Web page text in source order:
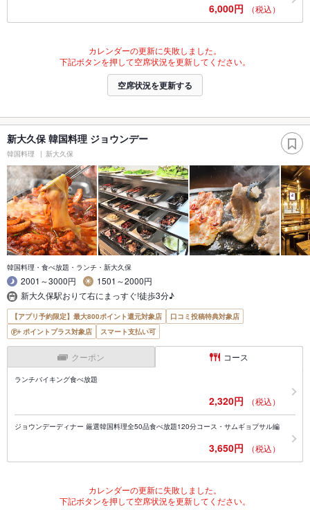
6,000円 （税込）
カレンダーの更新に失敗しました。
下記ボタンを押して空席状況を更新してください。
空席状況を更新する
新大久保 韓国料理 ジョウンデー
韓国料理 新大久保
韓国料理・食べ放題・ランチ・新大久保
2001～3000円
1501～2000円
新大久保駅おりて右にまっすぐ!徒歩3分♪
【アプリ予約限定】最大800ポイント還元対象店
口コミ投稿特典対象店
ポイントプラス対象店
スマート支払い可
クーポン コース
ランチバイキング食べ放題
2,320円 （税込）
ジョウンデーディナー 厳選韓国料理全50品食べ放題120分コース・サムギョプサル編
3,650円 （税込）
カレンダーの更新に失敗しました。
下記ボタンを押して空席状況を更新してください。